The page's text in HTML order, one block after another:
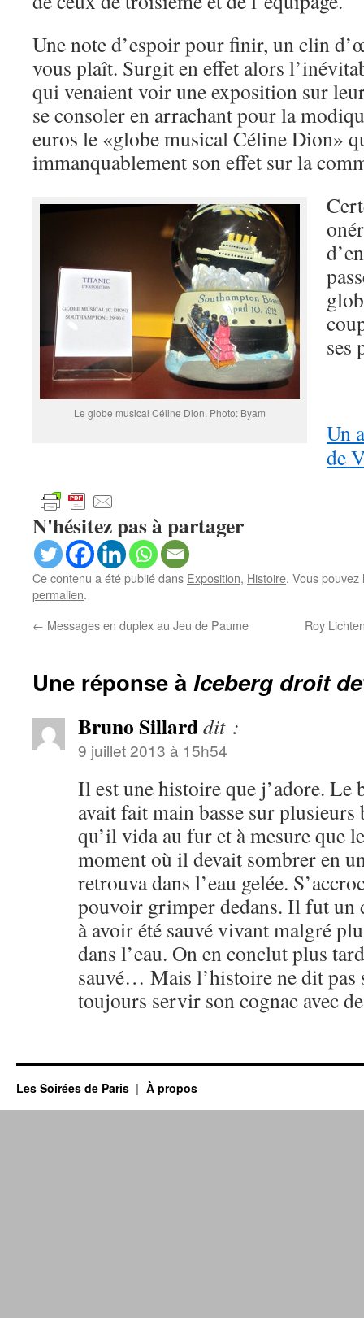
Une note d’espoir pour finir, un clin
vous plaît. Surgit en effet alors
qui venaient voir une exposition sur
se consoler en arrachant pour la
euros le «globe musical Céline Dion»
immanquablement son effet sur la
Le globe musical Céline Dion. Photo: Byam
ses
Un
de
N'hésitez pas à partager
Ce contenu a été publié dans Exposition, Histoire. Vous
permalien.
← Messages en duplex au Jeu de Paume Roy
Une réponse à Iceberg droit
Bruno Sillarddit :
9 juillet 2013 à 15h54
Il est une histoire que j’adore. Le
avait fait main basse sur
qu’il vida au fur et à mesure que
moment où il devait sombrer en
retrouva dans l’eau gelée.
pouvoir grimper dedans. Il fut un
à avoir été sauvé vivant malgré
dans l’eau. On en conclut plus
sauvé… Mais l’histoire ne dit pas
toujours servir son cognac avec
Les Soirées de Paris À propos